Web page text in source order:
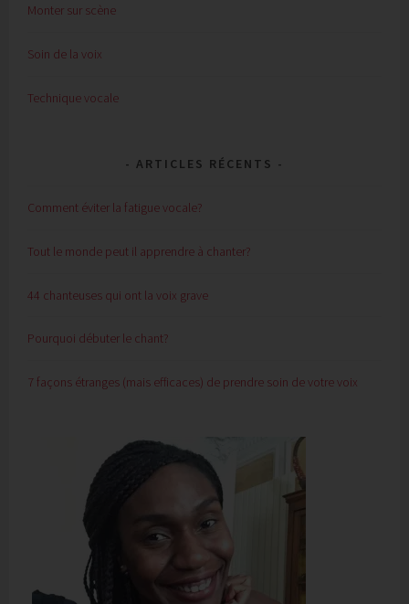
Monter sur scène
Soin de la voix
Technique vocale
ARTICLES RÉCENTS
Comment éviter la fatigue vocale?
Tout le monde peut il apprendre à chanter?
44 chanteuses qui ont la voix grave
Pourquoi débuter le chant?
7 façons étranges (mais efficaces) de prendre soin de votre voix